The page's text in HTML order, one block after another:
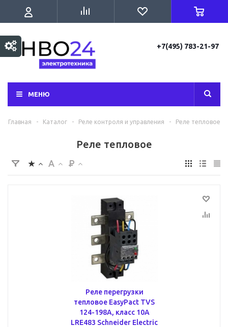
+7(495) 783-21-97
МЕНЮ
Главная - Каталог - Реле контроля и управления - Реле тепловое
Реле тепловое
Реле перегрузки
тепловое EasyPact TVS
124-198А, класс 10A
LRE483 Schneider Electric